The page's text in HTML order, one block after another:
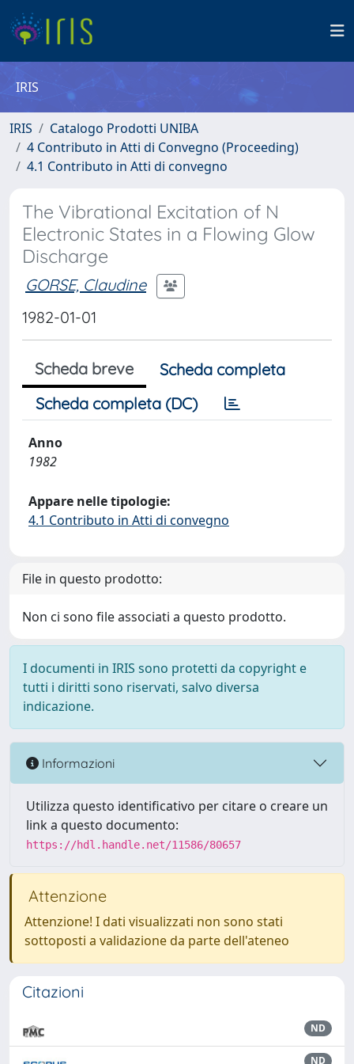
IRIS
IRIS
Catalogo Prodotti UNIBA
4 Contributo in Atti di Convegno (Proceeding)
4.1 Contributo in Atti di convegno
The Vibrational Excitation of N
Electronic States in a Flowing Glow
Discharge
GORSE, Claudine
1982-01-01
Scheda breve
Scheda completa
Scheda completa (DC)
Anno
1982
Appare nelle tipologie:
4.1 Contributo in Atti di convegno
File in questo prodotto:
Non ci sono file associati a questo prodotto.
I documenti in IRIS sono protetti da copyright e
tutti i diritti sono riservati, salvo diversa
indicazione.
Informazioni
Utilizza questo identificativo per citare o creare un
link a questo documento:
https://hdl.handle.net/11586/80657
Attenzione
Attenzione! I dati visualizzati non sono stati
sottoposti a validazione da parte dell'ateneo
Citazioni
ND
ND